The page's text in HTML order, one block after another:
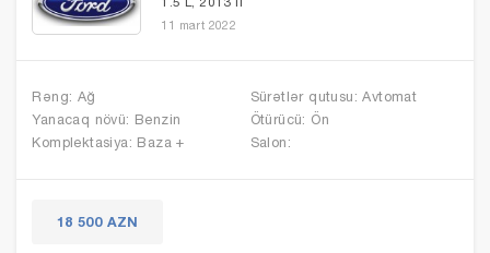
11 mart 2022
Rəng: Ağ
Yanacaq növü: Benzin
Komplektasiya: Baza +
Sürətlər qutusu: Avtomat
Ötürücü: Ön
Salon:
18 500 AZN